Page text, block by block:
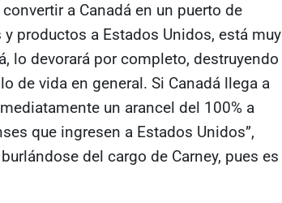
a Canadá en un puerto de
productos a Estados Unidos, está muy
lo devorará por completo, destruyendo
de vida en general. Si Canadá llega a
un arancel del 100% a
que ingresen a Estados Unidos”,
del cargo de Carney, pues es